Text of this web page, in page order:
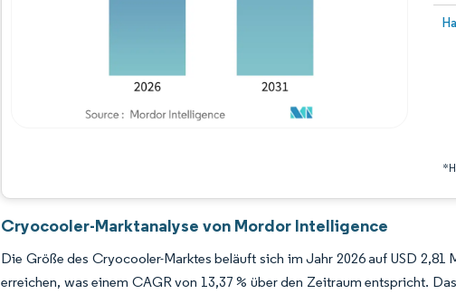
Cryocooler-Marktanalyse von Mordor Intelligence
Die Größe des Cryocooler-Marktes beläuft sich im Jahr 2026 auf USD
erreichen, was einem CAGR von 13,37 % über den Zeitraum entspricht.